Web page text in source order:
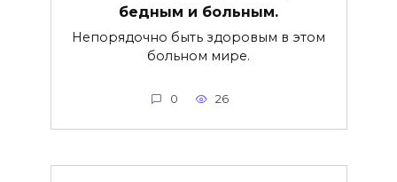
бедным и больным.
Непорядочно быть здоровым в этом
больном мире.
0 26